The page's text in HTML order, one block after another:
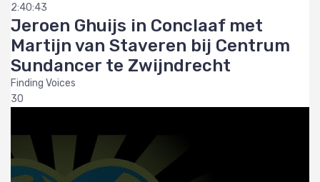
2:40:43
Jeroen Ghuijs in Conclaaf met
Martijn van Staveren bij Centrum
Sundancer te Zwijndrecht
Finding Voices
30